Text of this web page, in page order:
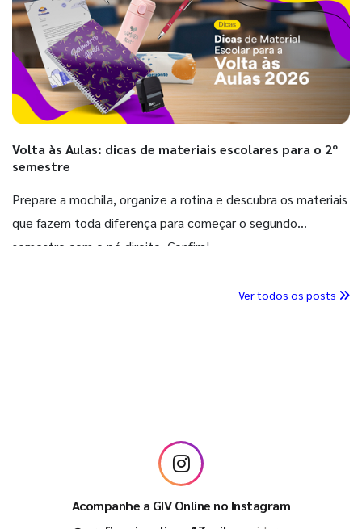
Volta às Aulas: dicas de materiais escolares para o 2º
semestre
Prepare a mochila, organize a rotina e descubra os materiais
que fazem toda diferença para começar o segundo
semestre com o pé direito. Confira!
Ver todos os posts
Acompanhe a GIV Online no Instagram